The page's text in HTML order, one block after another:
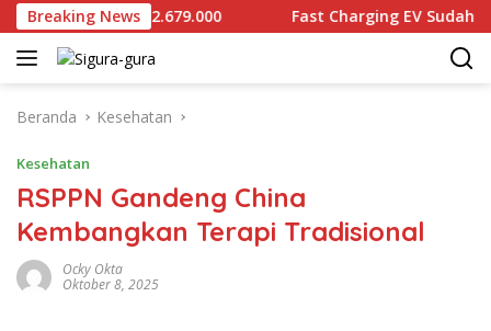
Langsung
ke
konten
Breaking News
Dijual Rp2.679.000 Fast Charging EV Sudah
Beranda Kesehatan
Kesehatan
RSPPN Gandeng China
Kembangkan Terapi Tradisional
Ocky Okta
Oktober 8, 2025